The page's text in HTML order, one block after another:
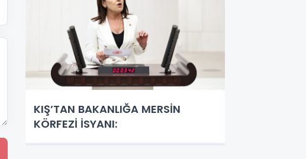
KIŞ’TAN BAKANLIĞA MERSİN
KÖRFEZİ İSYANI: